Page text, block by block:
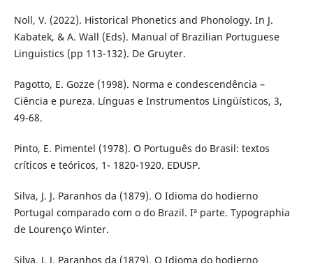
Noll, V. (2022). Historical Phonetics and Phonology. In J.
Kabatek, & A. Wall (Eds). Manual of Brazilian Portuguese
Linguistics (pp 113-132). De Gruyter.
Pagotto, E. Gozze (1998). Norma e condescendência –
Ciência e pureza. Línguas e Instrumentos Lingüísticos, 3,
49-68.
Pinto, E. Pimentel (1978). O Português do Brasil: textos
críticos e teóricos, 1- 1820-1920. EDUSP.
Silva, J. J. Paranhos da (1879). O Idioma do hodierno
Portugal comparado com o do Brazil. Iª parte. Typographia
de Lourenço Winter.
Silva, J. J. Paranhos da (1879). O Idioma do hodierno